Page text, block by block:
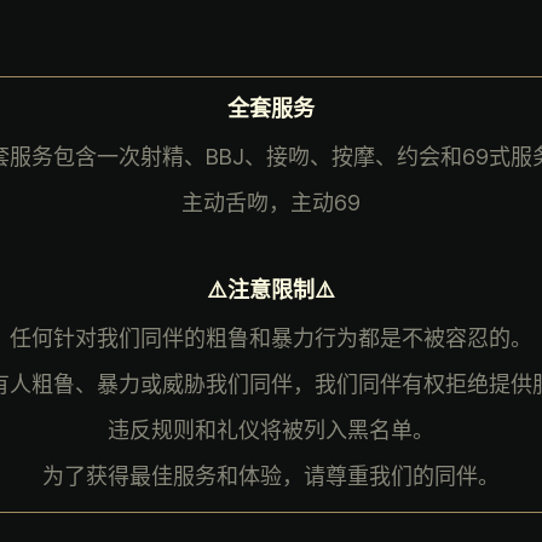
全套服务
服务包含一次射精、BBJ、接吻、按摩、约会和69式服
主动舌吻，主动69
⚠️注意限制⚠️
任何针对我们同伴的粗鲁和暴力行为都是不被容忍的。
人粗鲁、暴力或威胁我们同伴，我们同伴有权拒绝提供
违反规则和礼仪将被列入黑名单。
为了获得最佳服务和体验，请尊重我们的同伴。